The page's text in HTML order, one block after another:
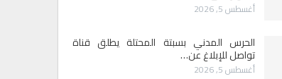
أغسطس 5, 2026
الحرس المدني بسبتة المحتلة يطلق قناة
تواصل للإبلاغ عن…
أغسطس 5, 2026